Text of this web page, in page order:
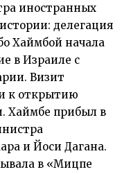
иностранных
делегация
Хаймбой начала
в Израиле с
Визит
к открытию
Хаймбе прибыл в
и Йоси Дагана.
в «Мицпе